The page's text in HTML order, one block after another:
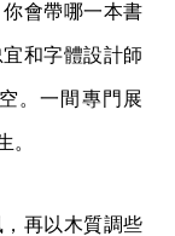
會帶哪一本書
和字體設計師
。一間專門展
。
再以木質調些